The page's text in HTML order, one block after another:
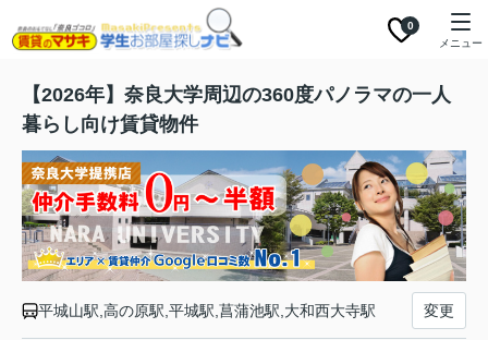
0
メニュー
【2026年】奈良大学周辺の360度パノラマの一人
暮らし向け賃貸物件
平城山駅,高の原駅,平城駅,菖蒲池駅,大和西大寺駅 変更